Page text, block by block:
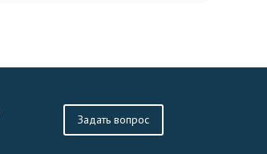
Задать вопрос